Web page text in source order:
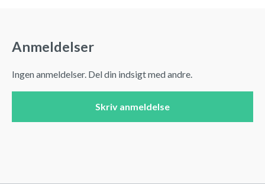
Anmeldelser
Ingen anmeldelser. Del din indsigt med andre.
Skriv anmeldelse